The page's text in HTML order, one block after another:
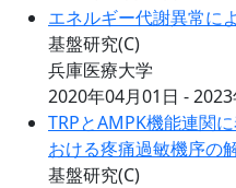
エネルギー代謝異常に
基盤研究(C)
兵庫医療大学
2020年04月01日 -
TRPとAMPK機能連関
おける疼痛過敏機序の
基盤研究(C)